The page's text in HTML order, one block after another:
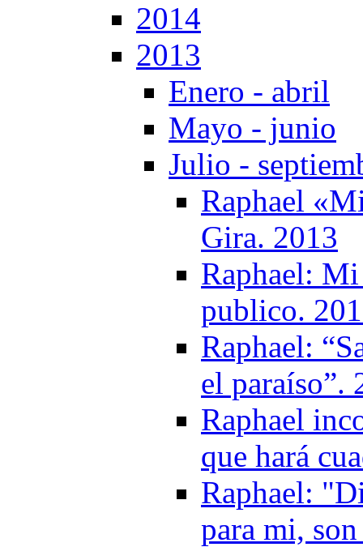
2014
2013
Enero - abril
Mayo - junio
Julio -
Raphael
Gira. 2013
Raphael:
publico.
Raphael:
el paraíso”.
Raphael
que hará
Raphael:
para mi,